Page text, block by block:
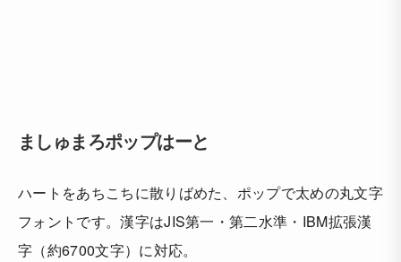
ましゅまろポップはーと
ハートをあちこちに散りばめた、ポップで太めの丸文字
フォントです。漢字はJIS第一・第二水準・IBM拡張漢
字（約6700文字）に対応。